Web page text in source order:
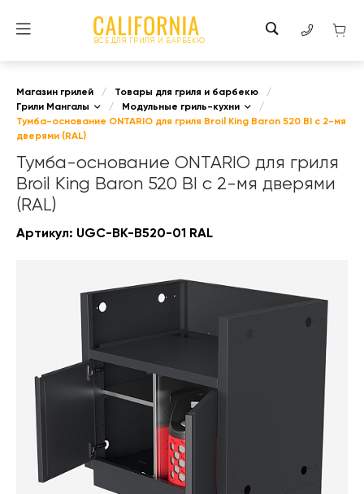
ВСЕ ДЛЯ ГРИЛЯ И БАРБЕКЮ
Магазин грилей / Товары для гриля и барбекю
/
Грили Мангалы
/ Модульные гриль-кухни
/
Тумба-основание ONTARIO для гриля Broil King Baron 520 BI с 2-мя
дверями (RAL)
Тумба-основание ONTARIO для гриля
Broil King Baron 520 BI с 2-мя дверями
(RAL)
Артикул: UGC-BK-B520-01 RAL